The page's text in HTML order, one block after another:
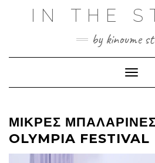
IN THE
by kinoume
ΜΙΚΡΈΣ
OLYMPIA FESTIVAL